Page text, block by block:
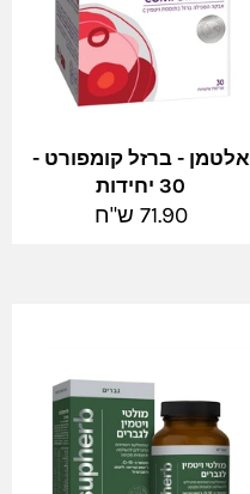
אלטמן - ברזל קומפורט -
30 יחידות
מחיר
71.90 ש"ח